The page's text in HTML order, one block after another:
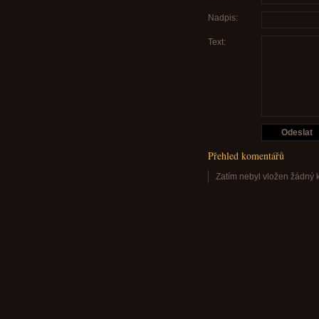
Nadpis:
Text:
Přehled komentářů
Zatím nebyl vložen žádný